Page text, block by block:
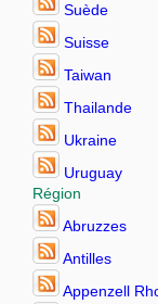
Suède
Suisse
Taiwan
Thailande
Ukraine
Uruguay
Région
Abruzzes
Antilles
Appenzell